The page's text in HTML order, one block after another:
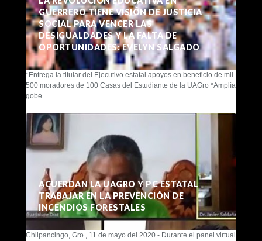
GUERRERO TIENE VISIÓN DE JUSTICIA
SOCIAL PARA VENCER LAS
DESIGUALDADES Y LA FALTA DE
OPORTUNIDADES: EVELYN SALGADO
*Entrega la titular del Ejecutivo estatal apoyos en beneficio de mil
500 moradores de 100 Casas del Estudiante de la UAGro *Amplía
gobe...
ACUERDAN LA UAGRO Y PC ESTATAL
TRABAJAR EN LA PREVENCIÓN DE
INCENDIOS FORESTALES
Chilpancingo, Gro., 11 de mayo del 2020.- Durante el panel virtual